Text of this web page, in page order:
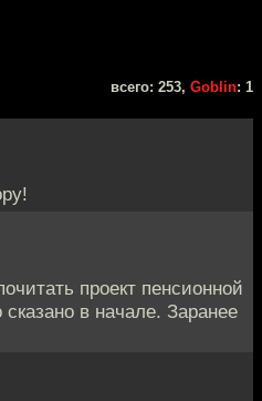
всего: 253, Goblin: 1
проект пенсионной
в начале. Заранее